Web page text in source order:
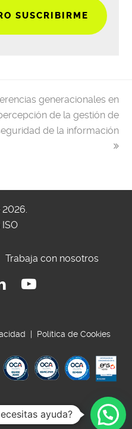
generacionales en
de la gestión de
de la información
Trabaja con nosotros
LinkedinYoutube
| Política de Cookies
ayuda?